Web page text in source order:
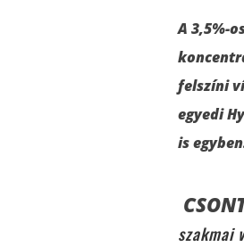
A 3,5%-
felszíni
egyedi
is
szakmai